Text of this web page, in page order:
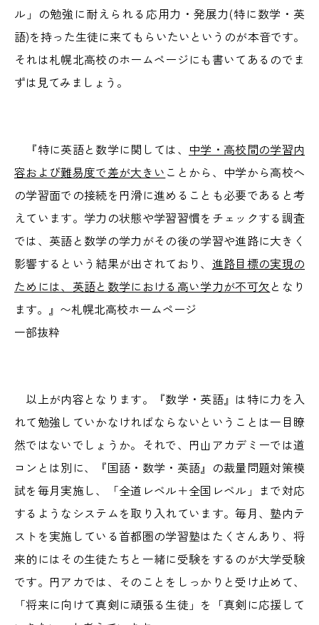
ル」の勉強に耐えられる応用力・発展力(特に数学・英
語)を持った生徒に来てもらいたいというのが本音です。
それは札幌北高校のホームページにも書いてあるのでま
ずは見てみましょう。
『特に英語と数学に関しては、 中学・高校間の学習内
容および難易度で差が大きい ことから、中学から高校へ
の学習面での接続を円滑に進めることも必要であると考
えています。学力の状態や学習習慣をチェックする調査
では、英語と数学の学力がその後の学習や進路に大きく
影響するという結果が出されており、 進路目標の実現の
ためには、英語と数学における高い学力が不可欠 となり
ます。』〜札幌北高校ホームページ
一部抜粋
以上が内容となります。『数学・英語』は特に力を入
れて勉強していかなければならないということは一目瞭
然ではないでしょうか。それで、円山アカデミーでは道
コンとは別に、『国語・数学・英語』の裁量問題対策模
試を毎月実施し、「全道レベル＋全国レベル」まで対応
するようなシステムを取り入れています。毎月、塾内テ
ストを実施している首都圏の学習塾はたくさんあり、将
来的にはその生徒たちと一緒に受験をするのが大学受験
です。円アカでは、そのことをしっかりと受け止めて、
「将来に向けて真剣に頑張る生徒」を「真剣に応援して